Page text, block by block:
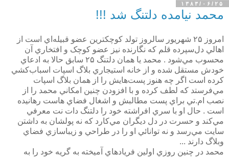
۱۳۸۳/۰۶/۲۵
محمد نيامده دلتنگ شد !!!
امروز ۲۵ شهريور سالروز تولد کوچکترين عضو قبيله‌اي است از
اهالي دل‌سپرده قلم که نگارنده نيز عضو کوچک و افتخاري آن
محسوب مي‌شود . محمد يا همان دلتنگ ۲۵ سابق حالا به ادعاي
خودش مستقل شده و از خانه استيجاري بلاگ اسپات اسباب‌کشي
کرده است اگر چه هنوز پست‌هايش را از همان بلاگ اسپات
مي‌فرستد که لطف کرده و با افزودن چنين امکاني محمد را از
نصب ام.تي براي پست مطالبش و اشغال فضاي هاست رهانيده
است . حال او با سري افراشته خود را دلتنگ دات نت معرفي
مي‌کند و حسرت در دل ديگران مي‌کارد که نه پولشان به داشتن
سايت مي‌رسد و نه توانائي او را در طراحي و زيباسازي فضاي
وبلاگ دارند ...
محمد در چنين روزي اولين فريادهاي آميخته به گريه خود را به